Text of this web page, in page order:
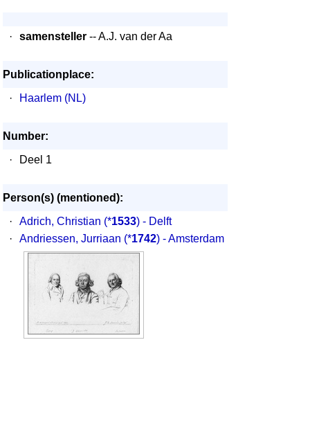
· samensteller -- A.J. van der Aa
Publicationplace:
·
Haarlem (NL)
Number:
·
Deel 1
Person(s) (mentioned):
·
Adrich, Christian (*1533) - Delft
·
Andriessen, Jurriaan (*1742) - Amsterdam